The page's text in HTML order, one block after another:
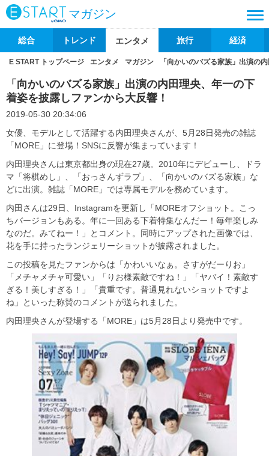
マガジン
総合 トレンド エンタメ 旅行 経済
E START トップページ エンタメ マガジン 「向かいのバズる家族」出演の
「向かいのバズる家族」出演の内田理央、年一の下
着姿を披露しファンから大反響！
2019-05-30 20:34:06
女優、モデルとして活躍する内田理央さんが、5月28日発売の雑誌
「MORE」に登場！SNSに反響が集まっています！
内田理央さんは東京都出身の現在27歳。2010年にデビューし、ドラ
マ「将棋めし」、「おっさんずラブ」、「向かいのバズる家族」な
どに出演。雑誌「MORE」では専属モデルを務めています。
内田さんは29日、Instagramを更新し「MOREオフショット。こっ
ちバージョンもある。年に一回ある下着特集なんだー！毎年楽しみ
なのだ。みてねー！」とコメント。同時にアップされた画像では、
花を手に持ったランジェリーショットが披露されました。
この投稿を見たファンからは「かわいいなぁ。さすがだーりお」
「メチャメチャ可愛い」「りお様素敵ですね！」「ヤバイ！素敵す
ぎる！美しすぎる！」「貴重です。普通見れないショットですよ
ね」といった称賛のコメントが送られました。
内田理央さんが登場する「MORE」は5月28日より発売中です。